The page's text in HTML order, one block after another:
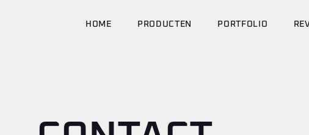
HOME PRODUCTEN PORTFOLIO